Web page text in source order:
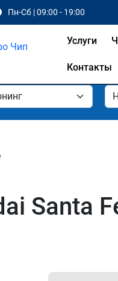
Пн-Сб | 09:00 - 19:00
Услуги
Контакты
Santa